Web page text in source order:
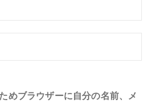
めブラウザーに自分の名前、メ